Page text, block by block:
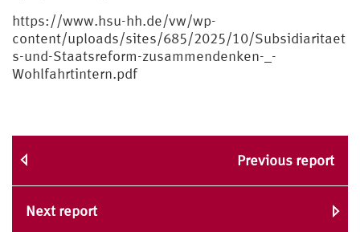
https://www.hsu-hh.de/vw/wp-
content/uploads/sites/685/2025/10/Subsidiaritaet
s-und-Staatsreform-zusammendenken-_-
Wohlfahrtintern.pdf
Previous report
Next report